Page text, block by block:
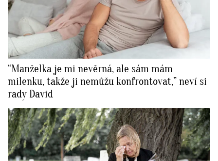
“Manželka je mi nevěrná, ale sám mám
milenku, takže ji nemůžu konfrontovat,” neví si
rady David